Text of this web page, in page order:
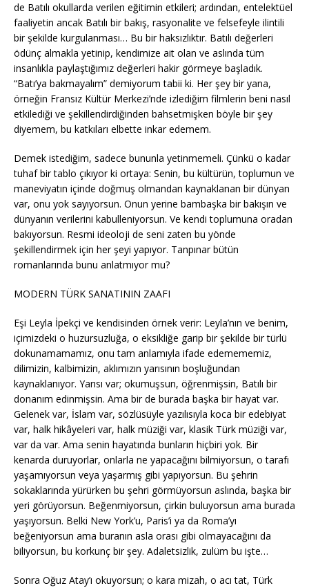
de Batılı okullarda verilen eğitimin etkileri; ardından, entelektüel
faaliyetin ancak Batılı bir bakış, rasyonalite ve felsefeyle ilintili
bir şekilde kurgulanması… Bu bir haksızlıktır. Batılı değerleri
ödünç almakla yetinip, kendimize ait olan ve aslında tüm
insanlıkla paylaştığımız değerleri hakir görmeye başladık.
“Batı’ya bakmayalım” demiyorum tabii ki. Her şey bir yana,
örneğin Fransız Kültür Merkezi’nde izlediğim filmlerin beni nasıl
etkilediği ve şekillendirdiğinden bahsetmişken böyle bir şey
diyemem, bu katkıları elbette inkar edemem.
Demek istediğim, sadece bununla yetinmemeli. Çünkü o kadar
tuhaf bir tablo çıkıyor ki ortaya: Senin, bu kültürün, toplumun ve
maneviyatın içinde doğmuş olmandan kaynaklanan bir dünyan
var, onu yok sayıyorsun. Onun yerine bambaşka bir bakışın ve
dünyanın verilerini kabulleniyorsun. Ve kendi toplumuna oradan
bakıyorsun. Resmi ideoloji de seni zaten bu yönde
şekillendirmek için her şeyi yapıyor. Tanpınar bütün
romanlarında bunu anlatmıyor mu?
MODERN TÜRK SANATININ ZAAFI
Eşi Leyla İpekçi ve kendisinden örnek verir: Leyla’nın ve benim,
içimizdeki o huzursuzluğa, o eksikliğe garip bir şekilde bir türlü
dokunamamamız, onu tam anlamıyla ifade edemememiz,
dilimizin, kalbimizin, aklımızın yarısının boşluğundan
kaynaklanıyor. Yarısı var; okumuşsun, öğrenmişsin, Batılı bir
donanım edinmişsin. Ama bir de burada başka bir hayat var.
Gelenek var, İslam var, sözlüsüyle yazılısıyla koca bir edebiyat
var, halk hikâyeleri var, halk müziği var, klasik Türk müziği var,
var da var. Ama senin hayatında bunların hiçbiri yok. Bir
kenarda duruyorlar, onlarla ne yapacağını bilmiyorsun, o tarafı
yaşamıyorsun veya yaşarmış gibi yapıyorsun. Bu şehrin
sokaklarında yürürken bu şehri görmüyorsun aslında, başka bir
yeri görüyorsun. Beğenmiyorsun, çirkin buluyorsun ama burada
yaşıyorsun. Belki New York’u, Paris’i ya da Roma’yı
beğeniyorsun ama buranın asla orası gibi olmayacağını da
biliyorsun, bu korkunç bir şey. Adaletsizlik, zulüm bu işte…
Sonra Oğuz Atay’ı okuyorsun; o kara mizah, o acı tat, Türk